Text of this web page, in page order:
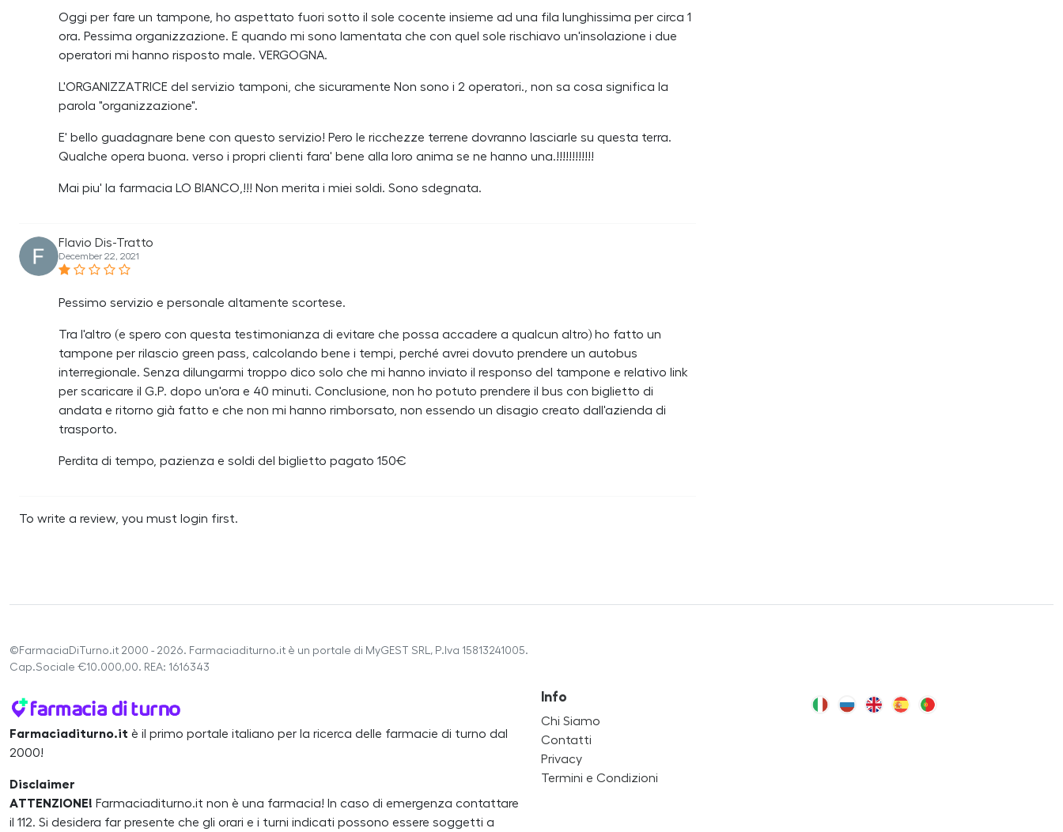
Oggi per fare un tampone, ho aspettato fuori sotto il sole cocente insieme ad una fila lunghissima per circa 1
ora. Pessima organizzazione. E quando mi sono lamentata che con quel sole rischiavo un'insolazione i due
operatori mi hanno risposto male. VERGOGNA.
L'ORGANIZZATRICE del servizio tamponi, che sicuramente Non sono i 2 operatori., non sa cosa significa la
parola "organizzazione".
E' bello guadagnare bene con questo servizio! Pero le ricchezze terrene dovranno lasciarle su questa terra.
Qualche opera buona. verso i propri clienti fara' bene alla loro anima se ne hanno una.!!!!!!!!!!!!
Mai piu' la farmacia LO BIANCO,!!! Non merita i miei soldi. Sono sdegnata.
Flavio Dis-Tratto
December 22, 2021
Pessimo servizio e personale altamente scortese.
Tra l'altro (e spero con questa testimonianza di evitare che possa accadere a qualcun altro) ho fatto un
tampone per rilascio green pass, calcolando bene i tempi, perché avrei dovuto prendere un autobus
interregionale. Senza dilungarmi troppo dico solo che mi hanno inviato il responso del tampone e relativo link
per scaricare il G.P. dopo un'ora e 40 minuti. Conclusione, non ho potuto prendere il bus con biglietto di
andata e ritorno già fatto e che non mi hanno rimborsato, non essendo un disagio creato dall'azienda di
trasporto.
Perdita di tempo, pazienza e soldi del biglietto pagato 150€
To write a review, you must login first.
©FarmaciaDiTurno.it 2000 - 2026. Farmaciaditurno.it è un portale di MyGEST SRL, P.Iva 15813241005.
Cap.Sociale €10.000,00. REA: 1616343
Farmaciaditurno.it è il primo portale italiano per la ricerca delle farmacie di turno dal
2000!
Disclaimer
ATTENZIONE! Farmaciaditurno.it non è una farmacia! In caso di emergenza contattare
il 112. Si desidera far presente che gli orari e i turni indicati possono essere soggetti a
Info
Chi Siamo
Contatti
Privacy
Termini e Condizioni